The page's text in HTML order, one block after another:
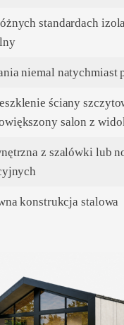
standardach
niemal natychmiast
ściany
salon z
z szalówki lub
konstrukcja stalowa